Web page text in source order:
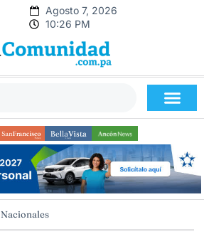
Agosto 7, 2026
10:26 PM
Nacionales